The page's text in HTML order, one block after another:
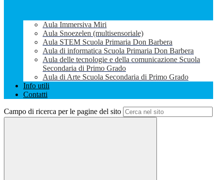
Aula Immersiva Miri
Aula Snoezelen (multisensoriale)
Aula STEM Scuola Primaria Don Barbera
Aula di informatica Scuola Primaria Don Barbera
Aula delle tecnologie e della comunicazione Scuola
Secondaria di Primo Grado
Aula di Arte Scuola Secondaria di Primo Grado
Info utili
Contatti
Campo di ricerca per le pagine del sito